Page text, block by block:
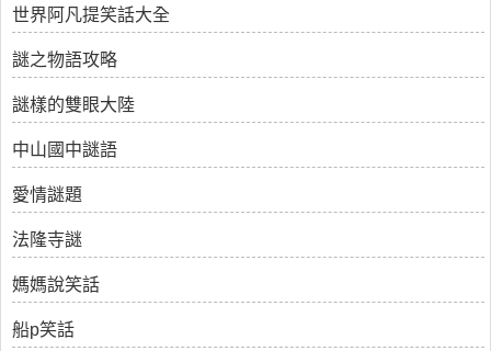
世界阿凡提笑話大全
謎之物語攻略
謎樣的雙眼大陸
中山國中謎語
愛情謎題
法隆寺謎
媽媽說笑話
船p笑話